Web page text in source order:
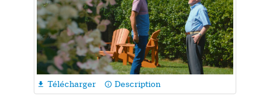
 Télécharger info_outline Description